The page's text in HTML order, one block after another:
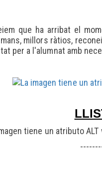
que ha arribat el
millors ràtios,
per a l'alumnat amb